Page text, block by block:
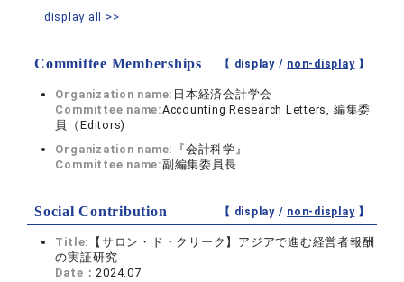
display all >>
Committee Memberships 【 display / non-display】
Organization name: 日本経済会計学会
Committee name:Accounting Research Letters, 編集委
員（Editors)
Organization name:
『会計科学』
Committee name:副編集委員長
Social Contribution 【 display / non-display】
Title:
【サロン・ド・クリーク】アジアで進む経営者報酬
の実証研究
Date：2024.07